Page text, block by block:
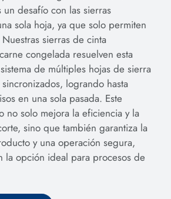
un desafío con las sierras
sola hoja, ya que solo permiten
sierras de cinta
congelada resuelven esta
de múltiples hojas de sierra
logrando hasta
en una sola pasada. Este
no solo mejora la eficiencia y la
sino que también garantiza la
y una operación segura,
la opción ideal para procesos de